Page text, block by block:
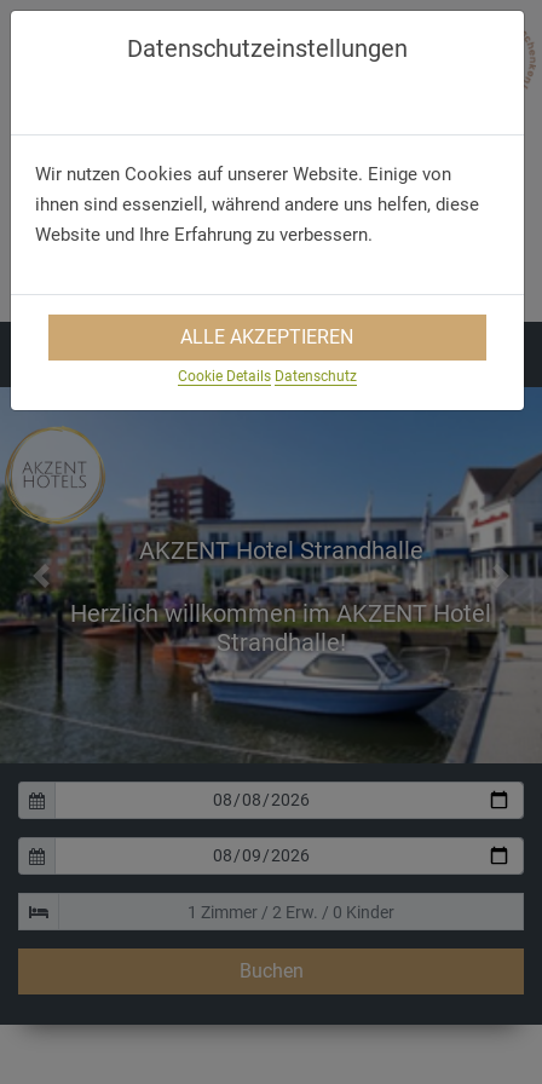
Telefon
strandhalle.de
AKZENT Hotel Strandhalle
Herzlich willkommen im AKZENT Hotel
Strandhalle!
Previous Next
Buchen
Datenschutzeinstellungen
Wir nutzen Cookies auf unserer Website. Einige von
ihnen sind essenziell, während andere uns helfen, diese
Website und Ihre Erfahrung zu verbessern.
ALLE AKZEPTIEREN
Cookie Details Datenschutz